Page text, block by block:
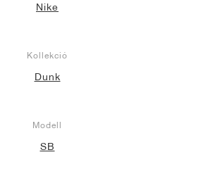
Nike
Kollekció
Dunk
Modell
SB